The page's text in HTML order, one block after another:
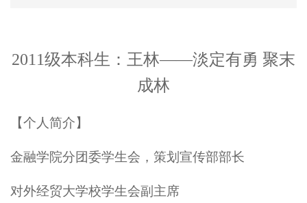
2011级本科生：王林——淡定有勇 聚末
成林
【个人简介】
金融学院分团委学生会，策划宣传部部长
对外经贸大学校学生会副主席